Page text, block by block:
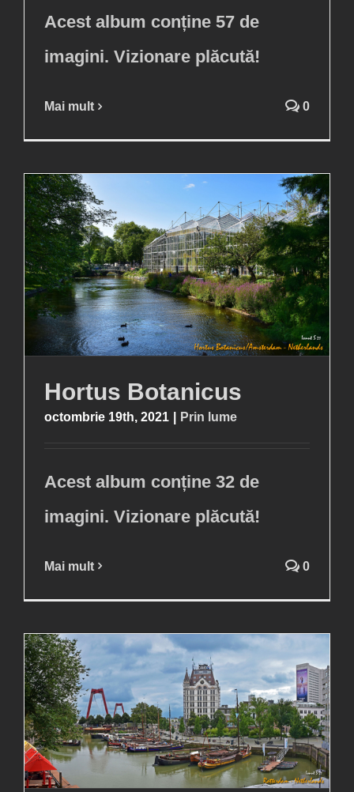
Acest album conține 57 de
imagini. Vizionare plăcută!
Mai mult 0
Hortus Botanicus
octombrie 19th, 2021 Prin lume
Acest album conține 32 de
imagini. Vizionare plăcută!
Mai mult 0